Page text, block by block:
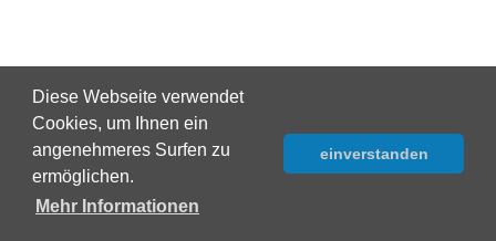
Diese Webseite verwendet
Cookies, um Ihnen ein
angenehmeres Surfen zu
ermöglichen.
Mehr Informationen
einverstanden